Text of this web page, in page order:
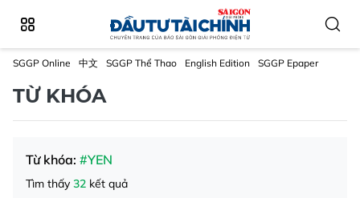
SGGP Online 中文 SGGP Thể Thao English Edition SGGP Epaper
TỪ KHÓA
Từ khóa: #YEN
Tìm thấy 32 kết quả